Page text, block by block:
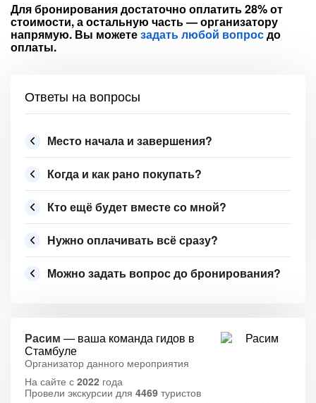
Для бронирования достаточно оплатить 28% от
стоимости, а остальную часть — организатору
напрямую. Вы можетезадать любой вопросдо
оплаты.
Ответы на вопросы
Место начала и завершения?
Когда и как рано покупать?
Кто ещё будет вместе со мной?
Нужно оплачивать всё сразу?
Можно задать вопрос до бронирования?
Расим — ваша команда гидов в
Стамбуле
Организатор данного мероприятия
На сайте с 2022 года
Провели экскурсии для 4469 туристов